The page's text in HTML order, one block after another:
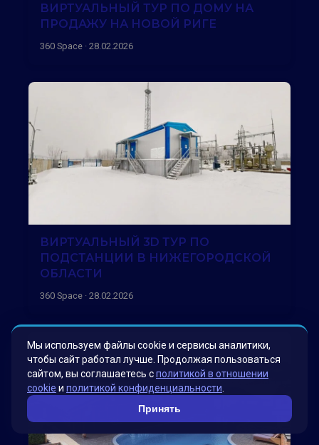
ВИРТУАЛЬНЫЙ ТУР ПО ДОМУ НА
ПРОДАЖУ НА НОВОЙ РИГЕ
360 Space · 28.02.2026
ВИРТУАЛЬНЫЙ 3D ТУР ПО
ПОДСТАНЦИИ В НИЖЕГОРОДСКОЙ
ОБЛАСТИ
360 Space · 28.02.2026
Мы используем файлы cookie и сервисы аналитики,
чтобы сайт работал лучше. Продолжая пользоваться
сайтом, вы соглашаетесь сполитикой в отношении
cookie и политикой конфиденциальности
Принять